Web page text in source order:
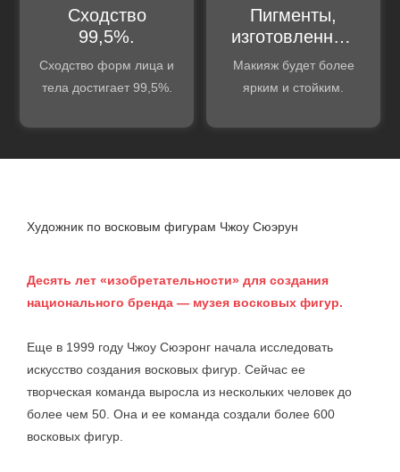
Сходство
99,5%.
Сходство форм лица и
тела достигает 99,5%.
Пигменты,
изготовленные
на заказ
Макияж будет более
ярким и стойким.
Художник по восковым фигурам Чжоу Сюэрун
Десять лет «изобретательности» для создания
национального бренда — музея восковых фигур.
Еще в 1999 году Чжоу Сюэронг начала исследовать
искусство создания восковых фигур. Сейчас ее
творческая команда выросла из нескольких человек до
более чем 50. Она и ее команда создали более 600
восковых фигур.